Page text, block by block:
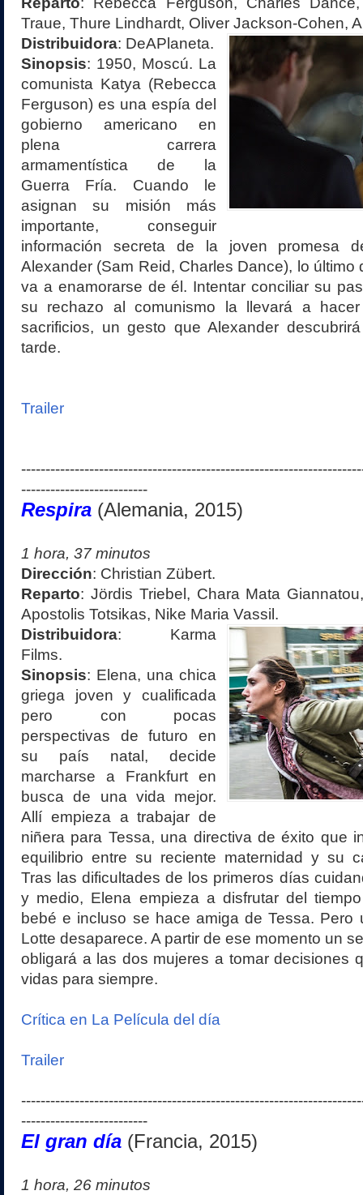
Traue, Thure Lindhardt, Oliver Jackson-Cohen,
Distribuidora: DeAPlaneta.
Sinopsis: 1950, Moscú. La
comunista Katya (Rebecca
Ferguson) es una espía del
gobierno americano en
plena carrera
armamentística de la
Guerra Fría. Cuando le
asignan su misión más
importante, conseguir
información secreta de la joven promesa
Alexander (Sam Reid, Charles Dance), lo último
va a enamorarse de él. Intentar conciliar su
su rechazo al comunismo la llevará a
sacrificios, un gesto que Alexander
tarde.
Trailer
--------------------------
Respira (Alemania, 2015)
1 hora, 37 minutos
Dirección: Christian Zübert.
Reparto: Jördis Triebel, Chara Mata
Apostolis Totsikas, Nike Maria Vassil.
Distribuidora: Karma
Films.
Sinopsis: Elena, una chica
griega joven y cualificada
pero con pocas
perspectivas de futuro en
su país natal, decide
marcharse a Frankfurt en
busca de una vida mejor.
Allí empieza a trabajar de
niñera para Tessa, una directiva de éxito que
equilibrio entre su reciente maternidad y su
Tras las dificultades de los primeros días
y medio, Elena empieza a disfrutar del
bebé e incluso se hace amiga de Tessa. Pero
Lotte desaparece. A partir de ese momento un
obligará a las dos mujeres a tomar decisiones
vidas para siempre.
Crítica en La Película del día
Trailer
--------------------------
El gran día (Francia, 2015)
1 hora, 26 minutos